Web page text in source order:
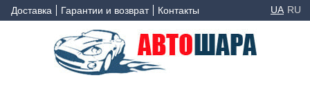
Доставка Гарантии и возврат Контакты UA RU